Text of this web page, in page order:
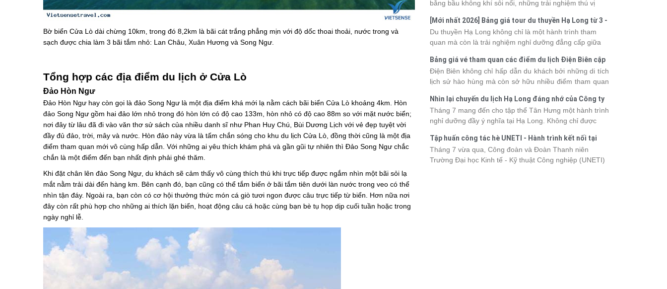
Bờ biển Cửa Lò dài chừng 10km, trong đó 8,2km là bãi cát trắng phẳng mịn với độ dốc thoai thoải, nước trong và
sạch được chia làm 3 bãi tắm nhỏ: Lan Châu, Xuân Hương và Song Ngư.
Tổng hợp các địa điểm du lịch ở Cửa Lò
Đảo Hòn Ngư
Đảo Hòn Ngư hay còn gọi là đảo Song Ngư là một địa điểm khá mới lạ nằm cách bãi biển Cửa Lò khoảng 4km. Hòn
đảo Song Ngư gồm hai đảo lớn nhỏ trong đó hòn lớn có độ cao 133m, hòn nhỏ có độ cao 88m so với mặt nước biển;
nơi đây từ lâu đã đi vào văn thơ sử sách của nhiều danh sĩ như Phan Huy Chú, Bùi Dương Lịch với vẻ đẹp tuyệt vời
đầy đủ đảo, trời, mây và nước. Hòn đảo này vừa là tấm chắn sóng cho khu du lịch Cửa Lò, đồng thời cũng là một địa
điểm tham quan mới vô cùng hấp dẫn. Với những ai yêu thích khám phá và gần gũi tự nhiên thì Đảo Song Ngư chắc
chắn là một điểm đến bạn nhất định phải ghé thăm.
Khi đặt chân lên đảo Song Ngư, du khách sẽ cảm thấy vô cùng thích thú khi trực tiếp được ngắm nhìn một bãi sỏi lạ
mắt nằm trải dài đến hàng km. Bên cạnh đó, bạn cũng có thể tắm biển ở bãi tắm tiên dưới làn nước trong veo có thể
nhìn tận đáy. Ngoài ra, bạn còn có cơ hội thưởng thức món cá giò tươi ngon được câu trực tiếp từ biển. Hơn nữa nơi
đây còn rất phù hợp cho những ai thích lặn biển, hoạt động câu cá hoặc cùng bạn bè tụ họp dịp cuối tuần hoặc trong
ngày nghỉ lễ.
bằng bầu không khí sôi nổi, những trải nghiệm thú vị
quan thiên nhiên đến những phút giây đồng hành bên
nhau, tất cả đã tạo nên một chuyến đi tràn đầy cảm xúc
và dấu ấn khó quên.
[Mới nhất 2026] Bảng giá tour du thuyền Hạ Long từ 3 -
6 sao
Du thuyền Hạ Long không chỉ là một hành trình tham
quan mà còn là trải nghiệm nghỉ dưỡng đẳng cấp giữa
thuyền sẽ có mức giá và dịch vụ khác nhau, khiến nhiều
du khách băn khoăn khi lựa chọn. Bài viết dưới đây sẽ
cập nhật bảng giá tour du thuyền Hạ Long mới nhất
2026 từ 3 - 6 sao, giúp bạn dễ dàng so sánh và tìm
được hành trình phù hợp với nhu cầu cũng như ngân
sách.
Bảng giá vé tham quan các điểm du lịch Điện Biên cập
nhật 2026
Điện Biên không chỉ hấp dẫn du khách bởi những di tích
lịch sử hào hùng mà còn sở hữu nhiều điểm tham quan
đang lên kế hoạch khám phá vùng đất này, việc cập nhật
trước giá vé sẽ giúp bạn chủ động hơn trong lịch trình và
chi phí. Cùng Vietsense Travel tham khảo bảng giá vé
tham quan các điểm du lịch Điện Biênmới nhất năm
2026 ngay dưới đây.
Nhìn lại chuyến du lịch Hạ Long đáng nhớ của Công ty
Tân Hưng 2026
Tháng 7 mang đến cho tập thể Tân Hưng một hành trình
nghỉ dưỡng đầy ý nghĩa tại Hạ Long. Không chỉ được
thành viên còn có dịp gắn kết, sẻ chia và lưu giữ nhiều
khoảnh khắc đáng nhớ. Hãy cùng nhìn lại chuyến đi
ngập tràn niềm vui và những trải nghiệm khó quên.
Tập huấn công tác hè UNETI - Hành trình kết nối tại
Hòn Dấu, Đồ Sơn
Tháng 7 vừa qua, Công đoàn và Đoàn Thanh niên
Trường Đại học Kinh tế - Kỹ thuật Công nghiệp (UNETI)